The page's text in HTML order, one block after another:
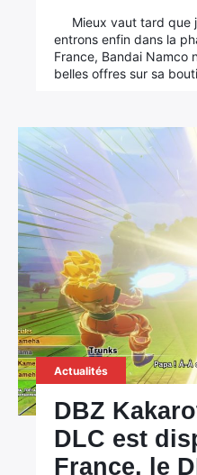
Mieux vaut tard que
entrons enfin dans la
France, Bandai Namco
belles offres sur sa
Actualités
DBZ
DLC est
France, le
Rechercher
: